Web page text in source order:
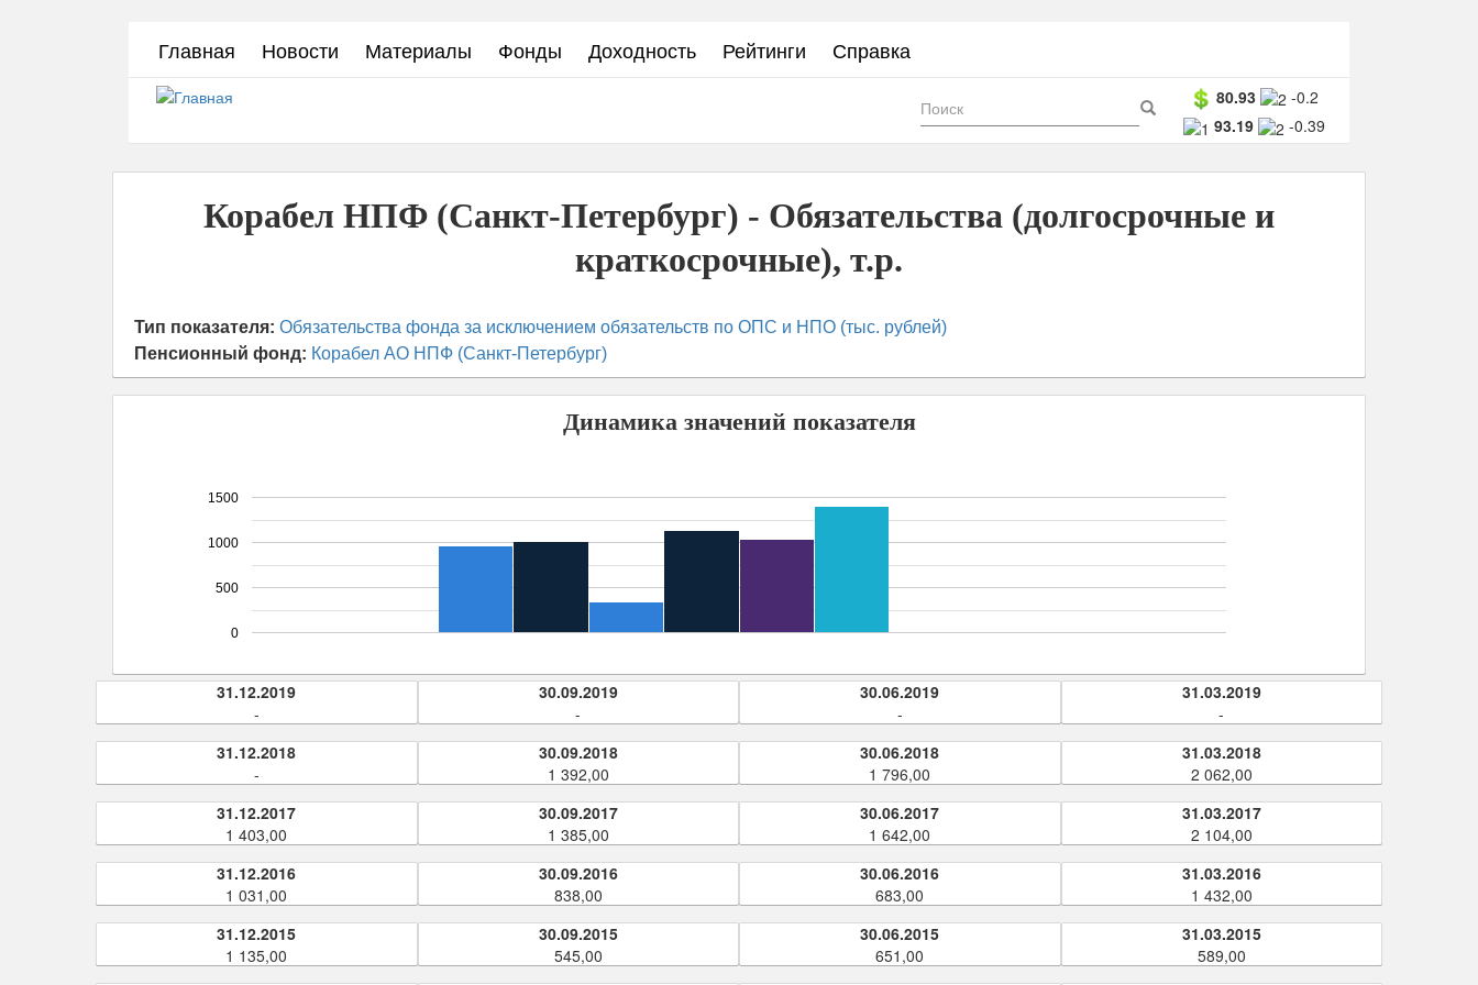
Главная Новости Материалы Фонды Доходность Рейтинги Справка
80.93
-0.2
93.19
-0.39
Форма
поиска Поиск
Корабел НПФ (Санкт-Петербург) - Обязательства (долгосрочные и
краткосрочные), т.р.
Тип показателя: Обязательства фонда за исключением обязательств по ОПС и НПО (тыс. рублей)
Пенсионный фонд: Корабел АО НПФ (Санкт-Петербург)
Динамика значений показателя
0
500
1000
1500
31.12.2019
-
30.09.2019
-
30.06.2019
-
31.03.2019
-
31.12.2018
-
30.09.2018
1 392,00
30.06.2018
1 796,00
31.03.2018
2 062,00
31.12.2017
1 403,00
30.09.2017
1 385,00
30.06.2017
1 642,00
31.03.2017
2 104,00
31.12.2016
1 031,00
30.09.2016
838,00
30.06.2016
683,00
31.03.2016
1 432,00
31.12.2015
1 135,00
30.09.2015
545,00
30.06.2015
651,00
31.03.2015
589,00